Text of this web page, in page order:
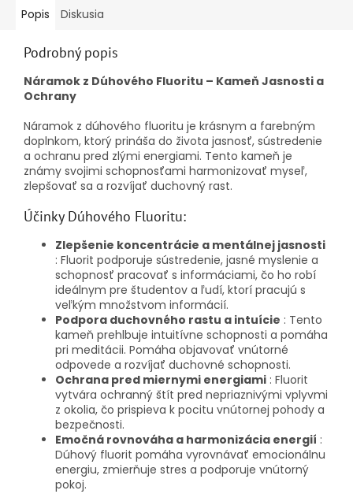
Popis Diskusia
Podrobný popis
Náramok z Dúhového Fluoritu – Kameň Jasnosti a
Ochrany
Náramok z dúhového fluoritu je krásnym a farebným
doplnkom, ktorý prináša do života jasnosť, sústredenie
a ochranu pred zlými energiami. Tento kameň je
známy svojimi schopnosťami harmonizovať myseľ,
zlepšovať sa a rozvíjať duchovný rast.
Účinky Dúhového Fluoritu:
Zlepšenie koncentrácie a mentálnej jasnosti
: Fluorit podporuje sústredenie, jasné myslenie a
schopnosť pracovať s informáciami, čo ho robí
ideálnym pre študentov a ľudí, ktorí pracujú s
veľkým množstvom informácií.
Podpora duchovného rastu a intuície : Tento
kameň prehlbuje intuitívne schopnosti a pomáha
pri meditácii. Pomáha objavovať vnútorné
odpovede a rozvíjať duchovné schopnosti.
Ochrana pred miernymi energiami : Fluorit
vytvára ochranný štít pred nepriaznivými vplyvmi
z okolia, čo prispieva k pocitu vnútornej pohody a
bezpečnosti.
Emočná rovnováha a harmonizácia energií :
Dúhový fluorit pomáha vyrovnávať emocionálnu
energiu, zmierňuje stres a podporuje vnútorný
pokoj.